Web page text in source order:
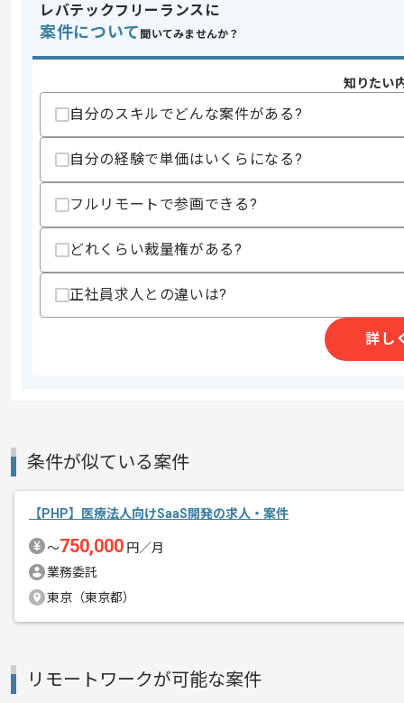
ム
特徴
スキル
求めるスキル
・要件定義の経験
・設計から実装まで一貫して対応した経
歓迎スキル
スキルに不安がある方へ
上記に似た経験やスキルをお持ちであれば申
その他募集要項
メント
レバテックフリーランスに
案件について 聞いてみませんか？
知りたい
自分のスキルでどんな案件がある?
自分の経験で単価はいくらになる?
フルリモートで参画できる?
どれくらい裁量権がある?
正社員求人との違いは?
詳し
条件が似ている案件
【PHP】医療法人向けSaaS開発の求人・案件
〜750,000 円／月
業務委託
東京（東京都）
リモートワークが可能な案件